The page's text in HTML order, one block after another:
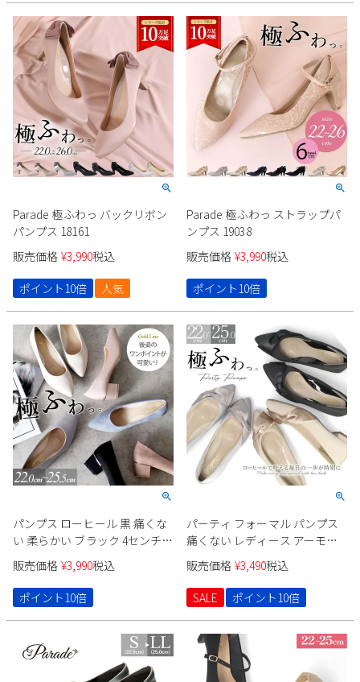
1
3 4 6
10 11 13
15
16
17 18 20 21
22
23
24 25 27 28
29
30
31
2026 年9月
1
3 4
5
20
24
27
28 29 30
新規会員登録
会社概要
プライバシーポリシー
特定商取引法に基づく表示
お問い合わせ
Parade 極ふわっ バックリボン
パンプス 18161
販売価格 ¥3,990税込
ポイント10倍
人気
Parade 極ふわっ ストラップパ
ンプス 19038
販売価格 ¥3,990税込
ポイント10倍
パンプス ローヒール 黒 痛くな
い 柔らかい ブラック 4センチ
スエード 太ヒール チャンキー
ヒール ポインテッドトゥ 飾り
ドークレ 22cm 極ふわっ 21114
Parade カジュアル パーティー
セレモニー
販売価格 ¥3,990税込
ポイント10倍
パーティ フォーマル パンプス
痛くない レディース アーモン
ドトゥ 極ふわっ ドレス ローヒ
ール ２cm ブラック ベージュ
シルバー Parade 24008
販売価格 ¥3,490税込
SALE
ポイント10倍